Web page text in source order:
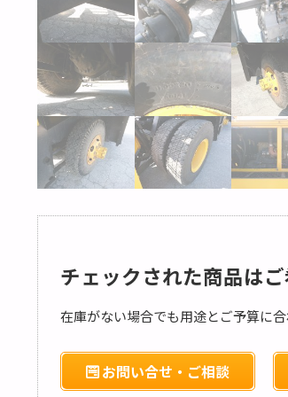
チェックされた商品は
在庫がない場合でも用途とご予算に
お問い合せ・ご相談